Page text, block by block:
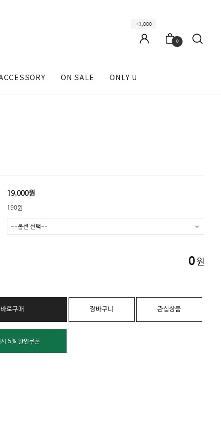
+3,000
0
ON SALE ONLY U
19,000원
190원
0원
바로구매 장바구니 관심상품